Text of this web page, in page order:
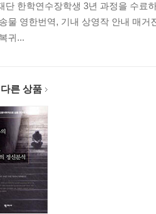
단 한학연수장학생 3년 과정을 수료
물 영한번역, 기내 상영작 안내 매
귀...
른 상품